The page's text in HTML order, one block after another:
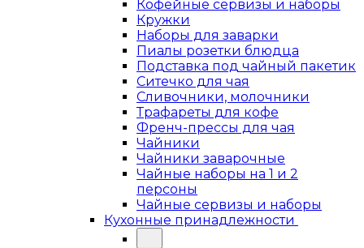
Кофейные сервизы и наборы
Кружки
Наборы для заварки
Пиалы розетки блюдца
Подставка под чайный пакетик
Ситечко для чая
Сливочники, молочники
Трафареты для кофе
Френч-прессы для чая
Чайники
Чайники заварочные
Чайные наборы на 1 и 2
персоны
Чайные сервизы и наборы
Кухонные принадлежности